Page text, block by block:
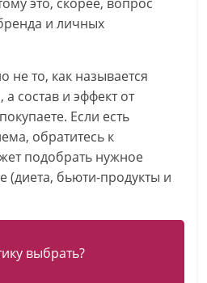
и личных
не то, как называется
а состав и эффект от
Если есть
обратитесь к
подобрать нужное
(диета, бьюти-продукты и
выбрать?